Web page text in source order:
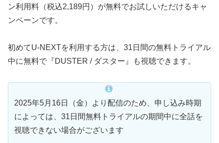
ン利用料（税込2,189円）が無料でお試しいただけるキャ
ンペーンです。
初めてU-NEXTを利用する方は、31日間の無料トライアル
中に無料で『DUSTER / ダスター』も視聴できます。
2025年5月16日（金）より配信のため、申し込み時期
によっては、31日間無料トライアルの期間中に全話を
視聴できない場合がございます